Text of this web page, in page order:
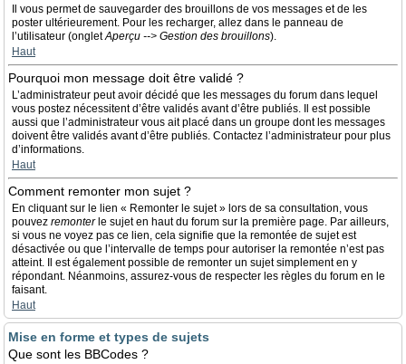
Il vous permet de sauvegarder des brouillons de vos messages et de les
poster ultérieurement. Pour les recharger, allez dans le panneau de
l’utilisateur (ongletAperçu --> Gestion des brouillons).
Haut
Pourquoi mon message doit être validé ?
L’administrateur peut avoir décidé que les messages du forum dans lequel
vous postez nécessitent d’être validés avant d’être publiés. Il est possible
aussi que l’administrateur vous ait placé dans un groupe dont les messages
doivent être validés avant d’être publiés. Contactez l’administrateur pour plus
d’informations.
Haut
Comment remonter mon sujet ?
En cliquant sur le lien « Remonter le sujet » lors de sa consultation, vous
pouvez remonterle sujet en haut du forum sur la première page. Par ailleurs,
si vous ne voyez pas ce lien, cela signifie que la remontée de sujet est
désactivée ou que l’intervalle de temps pour autoriser la remontée n’est pas
atteint. Il est également possible de remonter un sujet simplement en y
répondant. Néanmoins, assurez-vous de respecter les règles du forum en le
faisant.
Haut
Mise en forme et types de sujets
Que sont les BBCodes ?